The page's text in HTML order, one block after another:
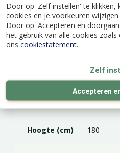
Door op 'Zelf instellen' te klikken,
cookies en je voorkeuren
Door op 'Accepteren en
het gebruik van alle cookies zoals
ons cookiestatement.
Zelf
Accepteren
Specificaties
EAN code
Prunus
Merk Wonder Tree
Hoogte (cm) 180